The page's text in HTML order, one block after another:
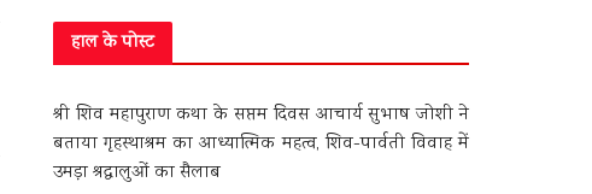
हाल के पोस्ट
श्री शिव महापुराण कथा के सप्तम दिवस आचार्य सुभाष जोशी ने
बताया गृहस्थाश्रम का आध्यात्मिक महत्व, शिव-पार्वती विवाह में
उमड़ा श्रद्धालुओं का सैलाब